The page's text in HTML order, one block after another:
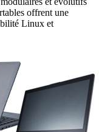
offrent une
Linux et